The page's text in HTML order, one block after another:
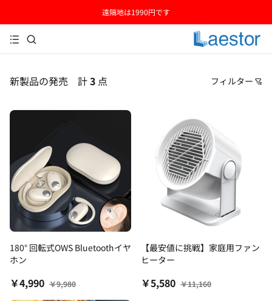
遠隔地は1990円です
新製品の発売 計3 点 フィルター
価格
おすすめ順
安い順
高い順
新着順
古い順
180° 回転式OWS Bluetoothイヤ
ホン
￥4,990 ￥9,980
【最安値に挑戦】家庭用ファン
ヒーター
￥5,580 ￥11,160